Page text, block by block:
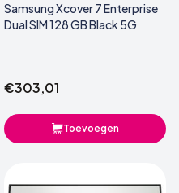
Samsung Xcover 7 Enterprise
Dual SIM 128 GB Black 5G
€303,01
Toevoegen